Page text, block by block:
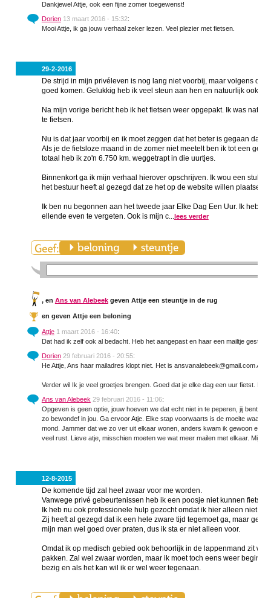
Dankjewel Attje, ook een fijne zomer toegewenst!
Dorien 13 maart 2016 - 15:32:
Mooi Attje, ik ga jouw verhaal zeker lezen. Veel plezier met fietsen.
29-2-2016
De strijd in mijn privéleven is nog lang niet voorbij, maar volgens de
goed komen. Gelukkig heb ik veel steun aan hen en natuurlijk ook
Na mijn vorige bericht heb ik het fietsen weer opgepakt. Ik was
te fietsen.
Nu is dat jaar voorbij en ik moet zeggen dat het beter is gegaan dan
Als je de fietsloze maand in de zomer niet meetelt ben ik tot een
totaal heb ik zo'n 6.750 km. weggetrapt in die uurtjes.
Binnenkort ga ik mijn verhaal hierover opschrijven. Ik wou een
het bestuur heeft al gezegd dat ze het op de website willen plaatsen.
Ik ben nu begonnen aan het tweede jaar Elke Dag Een Uur. Ik heb
ellende even te vergeten. Ook is mijn c...lees verder
, en Ans van Alebeekgeven Attje een steuntje in de rug
en geven Attje een beloning
Attje 1 maart 2016 - 16:40:
Dat had ik zelf ook al bedacht. Heb het aangepast en haar een mailtje
Dorien 29 februari 2016 - 20:55:
He Attje, Ans haar mailadres klopt niet. Het is ansvanalebeek@gmail.com
Verder wil Ik je veel groetjes brengen. Goed dat je elke dag een uur fietst.
Ans van Alebeek 29 februari 2016 - 11:06:
Opgeven is geen optie, jouw hoeven we dat echt niet in te peperen, jij bent
zo bewondef in jou. Ga ervoor Atje. Elke stap voorwaarts is de moeite waard.
mond. Jammer dat we zo ver uit elkaar wonen, anders kwam ik gewoon een
veel rust. Lieve atje, misschien moeten we wat meer mailen met elkaar. Mijn
12-8-2015
De komende tijd zal heel zwaar voor me worden.
Vanwege privé gebeurtenissen heb ik een poosje niet kunnen
Ik heb nu ook professionele hulp gezocht omdat ik hier alleen niet
Zij heeft al gezegd dat ik een hele zware tijd tegemoet ga, maar
mijn man wel goed over praten, dus ik sta er niet alleen voor.
Omdat ik op medisch gebied ook behoorlijk in de lappenmand zit wil
pakken. Zal wel zwaar worden, maar ik moet toch eens weer
bezig en als het kan wil ik er wel weer tegenaan.